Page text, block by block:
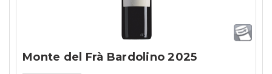
Monte del Frà Bardolino 2025